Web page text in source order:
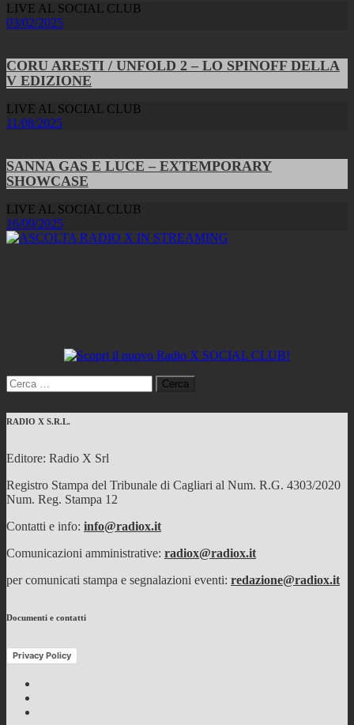
LIVE AL SOCIAL CLUB
03/02/2025
CORU ARESTI / UNFOLD 2 – LO SPINOFF DELLA
V EDIZIONE
LIVE AL SOCIAL CLUB
11/08/2025
SANNA GAS E LUCE – EXTEMPORARY
SHOWCASE
LIVE AL SOCIAL CLUB
16/09/2025
Ricerca
per:
RADIO X S.R.L.
Editore: Radio X Srl
Registro Stampa del Tribunale di Cagliari al Num. R.G. 4303/2020
Num. Reg. Stampa 12
Contatti e info: info@radiox.it
Comunicazioni amministrative: radiox@radiox.it
per comunicati stampa e segnalazioni eventi: redazione@radiox.it
Documenti e contatti
Privacy Policy